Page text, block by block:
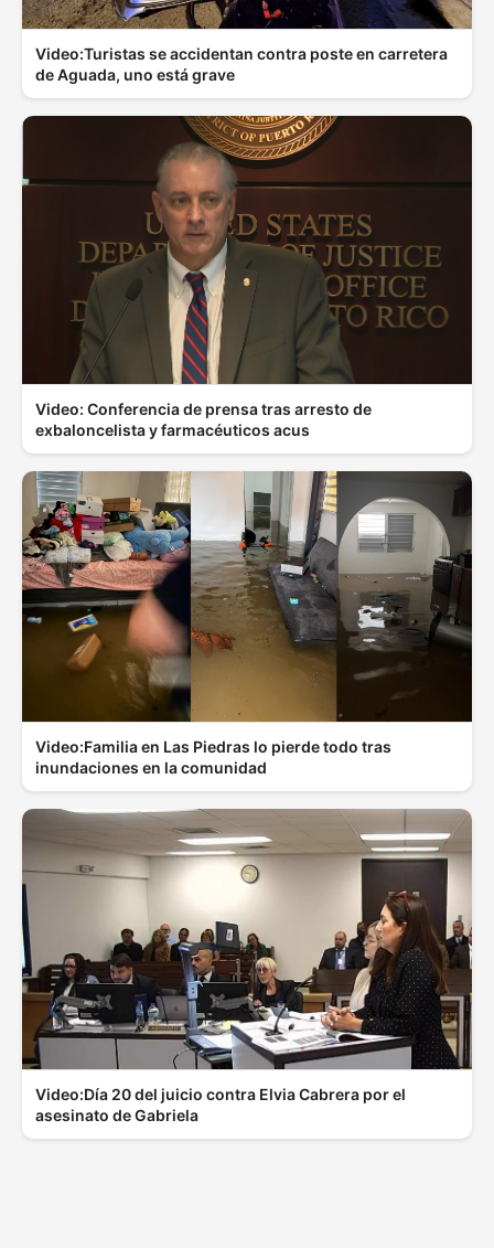
Video:Turistas se accidentan contra poste en carretera
de Aguada, uno está grave
Video: Conferencia de prensa tras arresto de
exbaloncelista y farmacéuticos acus
Video:Familia en Las Piedras lo pierde todo tras
inundaciones en la comunidad
Video:Día 20 del juicio contra Elvia Cabrera por el
asesinato de Gabriela